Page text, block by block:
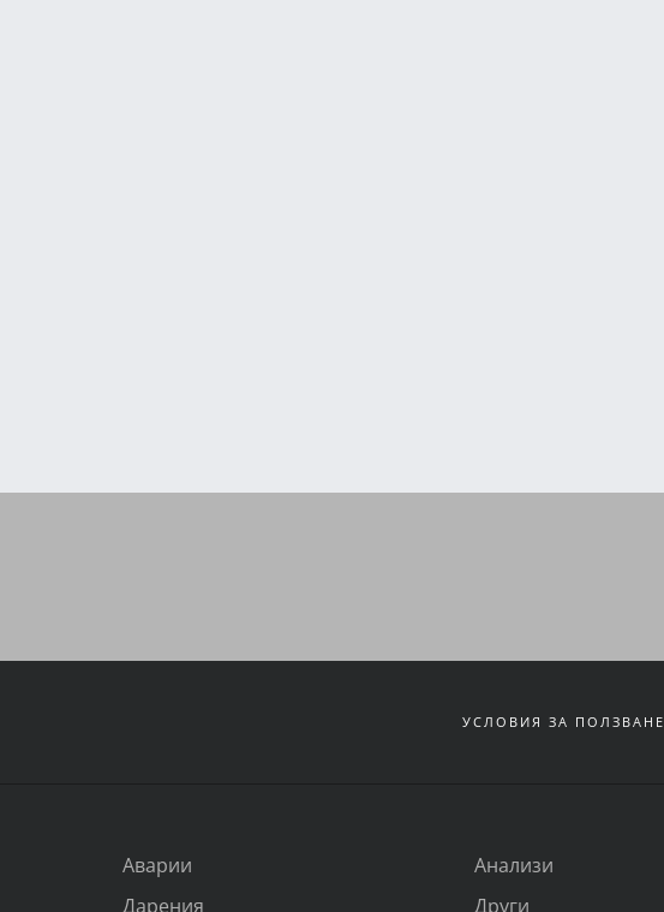
УСЛОВИЯ ЗА ПОЛЗВАНЕ
Аварии Анализи
Дарения
Други